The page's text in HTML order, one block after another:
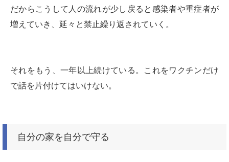
だからこうして人の流れが少し戻ると感染者や重症者が
増えていき、延々と禁止繰り返されていく。
それをもう、一年以上続けている。これをワクチンだけ
で話を片付けてはいけない。
自分の家を自分で守る